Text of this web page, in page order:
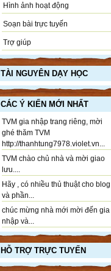
Hình ảnh hoạt động
Soạn bài trực tuyến
Trợ giúp
TÀI NGUYÊN DẠY HỌC
CÁC Ý KIẾN MỚI NHẤT
TVM gia nhập trang riêng, mời
ghé thăm TVM
http://thanhtung7978.violet.vn...
TVM chào chủ nhà và mời giao
lưu....
Hãy , có nhiều thủ thuật cho blog
và phần...
chúc mừng nhà mới mời đến gia
nhập và...
HỖ TRỢ TRỰC TUYẾN